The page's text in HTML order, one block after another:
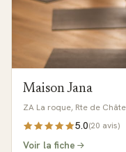
Maison Jana
ZA La roque, Rte de
5.0(20 avis)
Voir la fiche